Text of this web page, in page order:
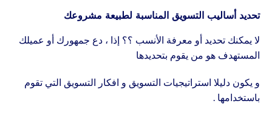
تحديد أساليب التسويق المناسبة لطبيعة مشروعك
لا يمكنك تحديد أو معرفة الأنسب ؟؟ إذا ، دع جمهورك أو عميلك
المستهدف هو من يقوم بتحديدها
و يكون دليلا استراتيجيات التسويق و افكار التسويق التي تقوم
باستخدامها .